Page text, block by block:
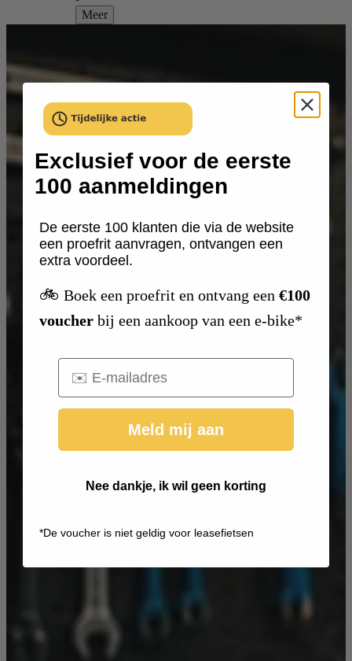
Meer
Exclusief voor de eerste
100 aanmeldingen
De eerste 100 klanten die via de website
een proefrit aanvragen, ontvangen een
extra voordeel.
🚲 Boek een proefrit en ontvang een €100
voucher bij een aankoop van een e-bike*
Email
Meld mij aan
Nee dankje, ik wil geen korting
*De voucher is niet geldig voor leasefietsen